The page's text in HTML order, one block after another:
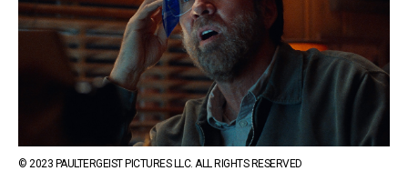
© 2023 PAULTERGEIST PICTURES LLC. ALL RIGHTS RESERVED